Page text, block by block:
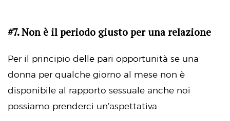
#7. Non è il periodo giusto per una relazione
Per il principio delle pari opportunità se una
donna per qualche giorno al mese non è
disponibile al rapporto sessuale anche noi
possiamo prenderci un’aspettativa.